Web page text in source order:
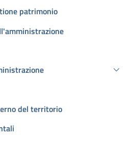
patrimonio
del territorio